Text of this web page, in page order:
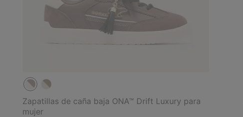
Zapatillas de caña baja ONA™ Drift Luxury para
mujer